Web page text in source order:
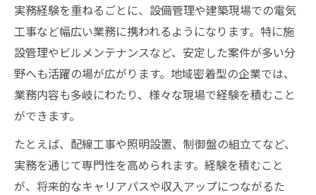
実務経験を重ねるごとに、設備管理や建築現場での電気
工事など幅広い業務に携われるようになります。特に施
設管理やビルメンテナンスなど、安定した案件が多い分
野へも活躍の場が広がります。地域密着型の企業では、
業務内容も多岐にわたり、様々な現場で経験を積むこと
ができます。
たとえば、配線工事や照明設置、制御盤の組立てなど、
実務を通じて専門性を高められます。経験を積むこと
が、将来的なキャリアパスや収入アップにつながるた